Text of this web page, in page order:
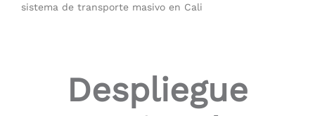
Accessibility
sistema de transporte masivo en Cali
Despliegue